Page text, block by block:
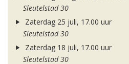
Sleutelstad 30
Zaterdag 25 juli, 17.00 uur
Sleutelstad 30
Zaterdag 18 juli, 17.00 uur
Sleutelstad 30